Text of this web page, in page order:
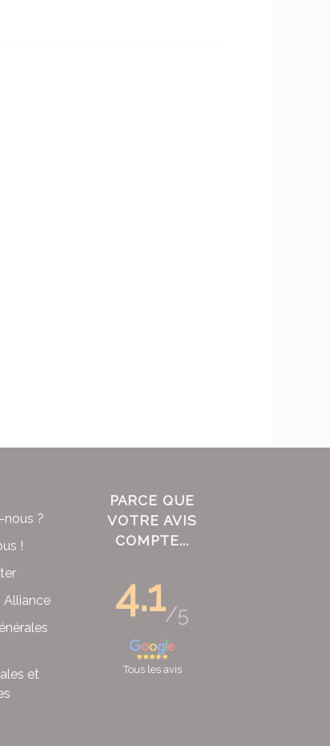
nous ?
!
Alliance
et
PARCE QUE
VOTRE AVIS
COMPTE...
4.1/5
Tous les avis